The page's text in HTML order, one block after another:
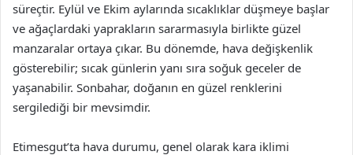
süreçtir. Eylül ve Ekim aylarında sıcaklıklar düşmeye başlar
ve ağaçlardaki yaprakların sararmasıyla birlikte güzel
manzaralar ortaya çıkar. Bu dönemde, hava değişkenlik
gösterebilir; sıcak günlerin yanı sıra soğuk geceler de
yaşanabilir. Sonbahar, doğanın en güzel renklerini
sergilediği bir mevsimdir.
Etimesgut’ta hava durumu, genel olarak kara iklimi